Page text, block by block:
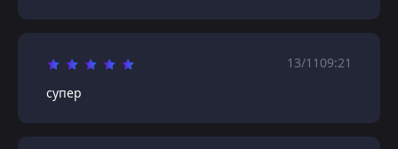
13/1109:21
супер